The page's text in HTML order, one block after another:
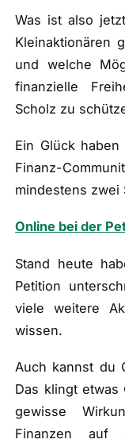
Was ist also
Kleinaktionären
und welche
finanzielle
Scholz zu
Ein Glück
Finanz-
mindestens zwei
Online bei der
Stand heute
Petition
viele weitere
wissen.
Auch kannst du
Das klingt etwas
gewisse
Finanzen auf